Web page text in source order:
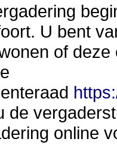
U bent
of
de
online